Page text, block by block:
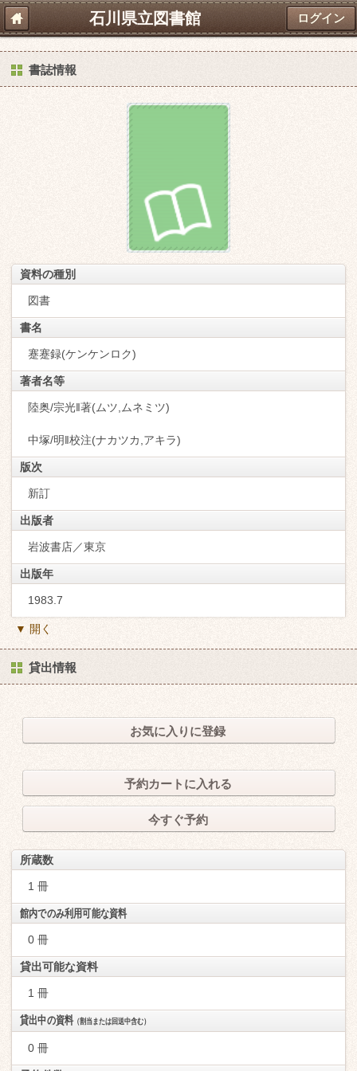
石川県立図書館 ログイン
書誌情報
資料の種別
図書
書名
蹇蹇録(ケンケンロク)
著者名等
陸奥/宗光‖著(ムツ,ムネミツ)
中塚/明‖校注(ナカツカ,アキラ)
版次
新訂
出版者
岩波書店／東京
出版年
1983.7
▼ 開く
貸出情報
お気に入りに登録
予約カートに入れる
今すぐ予約
所蔵数
1 冊
館内でのみ利用可能な資料
0 冊
貸出可能な資料
1 冊
貸出中の資料（割当または回送中含む）
0 冊